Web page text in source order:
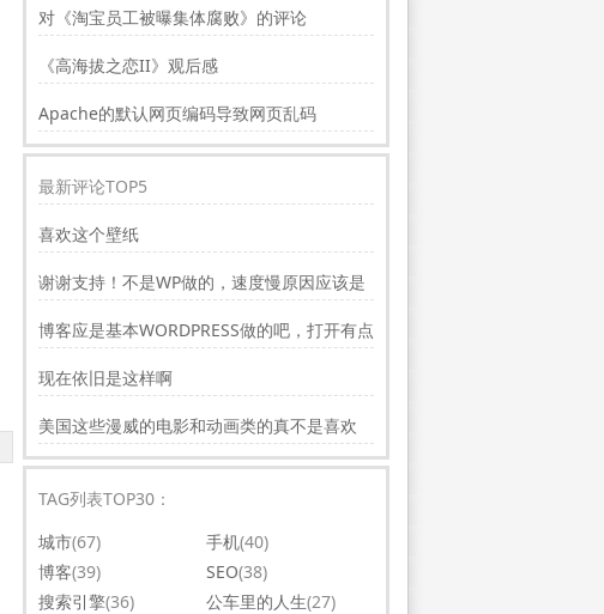
对《淘宝员工被曝集体腐败》的评论
《高海拔之恋II》观后感
Apache的默认网页编码导致网页乱码
最新评论TOP5
喜欢这个壁纸
谢谢支持！不是WP做的，速度慢原因应该是
服务器线路问题。
博客应是基本WORDPRESS做的吧，打开有点
慢，可以优化一下。还有网站更新应多一点，
才会吸引更多相关的人去看。纯个人意见，谢
现在依旧是这样啊
美国这些漫威的电影和动画类的真不是喜欢
看，太没意思了
TAG列表TOP30：
城市(67) 手机(40)
博客(39) SEO(38)
搜索引擎(36) 公车里的人生(27)